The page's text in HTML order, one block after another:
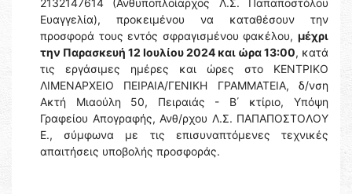
2132147614 (Ανθυποπλοίαρχος Λ.Σ. Παπαποστόλου
Ευαγγελία), προκειμένου να καταθέσουν την
προσφορά τους εντός σφραγισμένου φακέλου, μέχρι
την Παρασκευή 12 Ιουλίου 2024 και ώρα 13:00, κατά
τις εργάσιμες ημέρες και ώρες στο ΚΕΝΤΡΙΚΟ
ΛΙΜΕΝΑΡΧΕΙΟ ΠΕΙΡΑΙΑ/ΓΕΝΙΚΗ ΓΡΑΜΜΑΤΕΙΑ, δ/νση
Ακτή Μιαούλη 50, Πειραιάς - Β΄ κτίριο, Υπόψη
Γραφείου Απογραφής, Ανθ/ρχου Λ.Σ. ΠΑΠΑΠΟΣΤΟΛΟΥ
Ε., σύμφωνα με τις επισυναπτόμενες τεχνικές
απαιτήσεις υποβολής προσφοράς.